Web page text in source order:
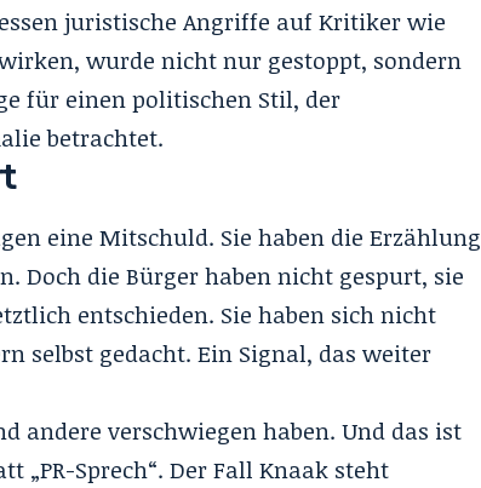
juristische Angriffe auf Kritiker wie
wurde nicht nur gestoppt, sondern
für einen politischen Stil, der
betrachtet.
eine Mitschuld. Sie haben die Erzählung
Doch die Bürger haben nicht gespurt, sie
entschieden. Sie haben sich nicht
selbst gedacht. Ein Signal, das weiter
andere verschwiegen haben. Und das ist
„PR-Sprech“. Der Fall Knaak steht